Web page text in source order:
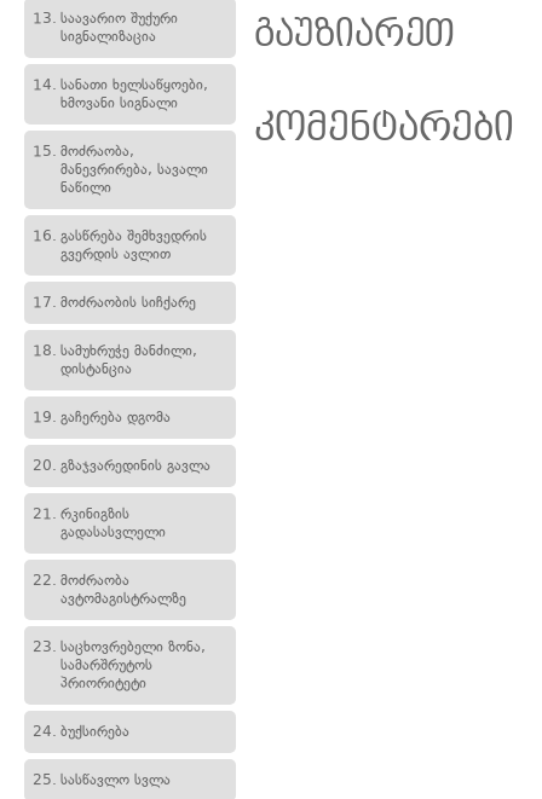
13. საავარიო შუქური
სიგნალიზაცია
14. სანათი ხელსაწყოები,
ხმოვანი სიგნალი
15. მოძრაობა,
მანევრირება, სავალი
ნაწილი
16. გასწრება შემხვედრის
გვერდის ავლით
17. მოძრაობის სიჩქარე
18. სამუხრუჭე მანძილი,
დისტანცია
19. გაჩერება დგომა
20. გზაჯვარედინის გავლა
21. რკინიგზის
გადასასვლელი
22. მოძრაობა
ავტომაგისტრალზე
23. საცხოვრებელი ზონა,
სამარშრუტოს
პრიორიტეტი
24. ბუქსირება
25. სასწავლო სვლა
გაუზიარეთ
კომენტარები